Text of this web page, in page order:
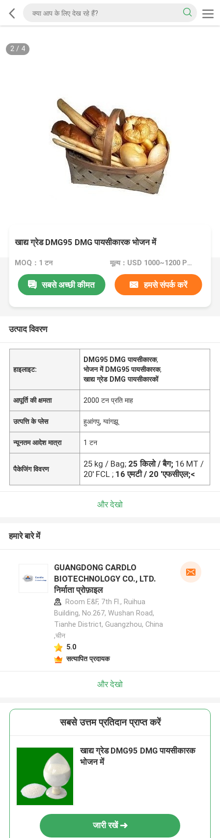
2/ 4
खाद्य ग्रेड DMG95 DMG पायसीकारक भोजन में
MOQ：1 टन मूल्य：USD 1000~1200 Per Ton
सबसे अच्छी कीमत हमसे संपर्क करें
उत्पाद विवरण
हाइलाइट:
DMG95 DMG पायसीकारक,
भोजन में DMG95 पायसीकारक,
खाद्य ग्रेड DMG पायसीकारकों
आपूर्ति की क्षमता 2000 टन प्रति माह
उत्पत्ति के प्लेस हुआंगपु, ग्वांगझू
न्यूनतम आदेश मात्रा 1 टन
पैकेजिंग विवरण
25 kg / Bag; 25 किलो / बैग; 16 MT /
20' FCL ; 16 एमटी / 20 'एफसीएल;<
और देखो
हमारे बारे में
GUANGDONG CARDLO
BIOTECHNOLOGY CO., LTD.
निर्माता प्रोफ़ाइल
Room E&F, 7th Fl., Ruihua
Building, No.267, Wushan Road,
Tianhe District, Guangzhou, China
,चीन
5.0
सत्यापित प्रदायक
और देखो
सबसे उत्तम प्रतिदान प्राप्त करें
खाद्य ग्रेड DMG95 DMG पायसीकारक
भोजन में
जारी रखें